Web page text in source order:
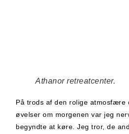
Athanor retreatcenter.
På trods af den rolige atmosfære
øvelser om morgenen var jeg
begyndte at køre. Jeg tror, de